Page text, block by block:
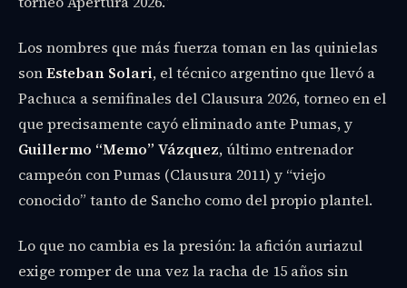
Los nombres que más fuerza toman en las quinielas
sonEsteban Solari, el técnico argentino que llevó a
Pachuca a semifinales del Clausura 2026, torneo en el
que precisamente cayó eliminado ante Pumas, y
Guillermo “Memo” Vázquez, último entrenador
campeón con Pumas (Clausura 2011) y “viejo
conocido” tanto de Sancho como del propio plantel.
Lo que no cambia es la presión: la afición auriazul
exige romper de una vez la racha de 15 años sin